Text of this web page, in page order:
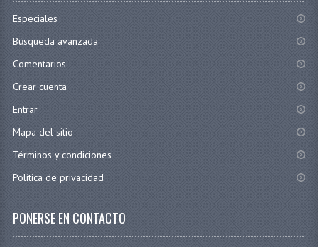
Especiales
Búsqueda avanzada
Comentarios
Crear cuenta
Entrar
Mapa del sitio
Términos y condiciones
Política de privacidad
PONERSE EN CONTACTO